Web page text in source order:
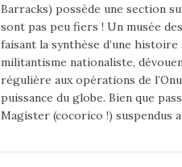
Barracks) possède une section
sont pas peu fiers ! Un musée
faisant la synthèse d’une
militantisme nationaliste,
régulière aux opérations de
puissance du globe. Bien que
Magister (cocorico !) suspendus